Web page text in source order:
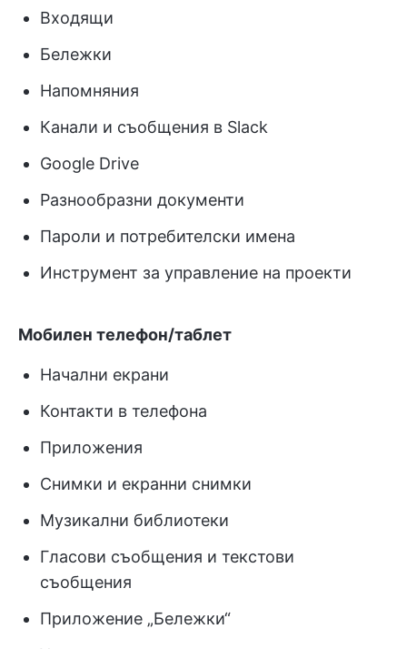
Входящи
Бележки
Напомняния
Канали и съобщения в Slack
Google Drive
Разнообразни документи
Пароли и потребителски имена
Инструмент за управление на проекти
Мобилен телефон/таблет
Начални екрани
Контакти в телефона
Приложения
Снимки и екранни снимки
Музикални библиотеки
Гласови съобщения и текстови
съобщения
Приложение „Бележки“